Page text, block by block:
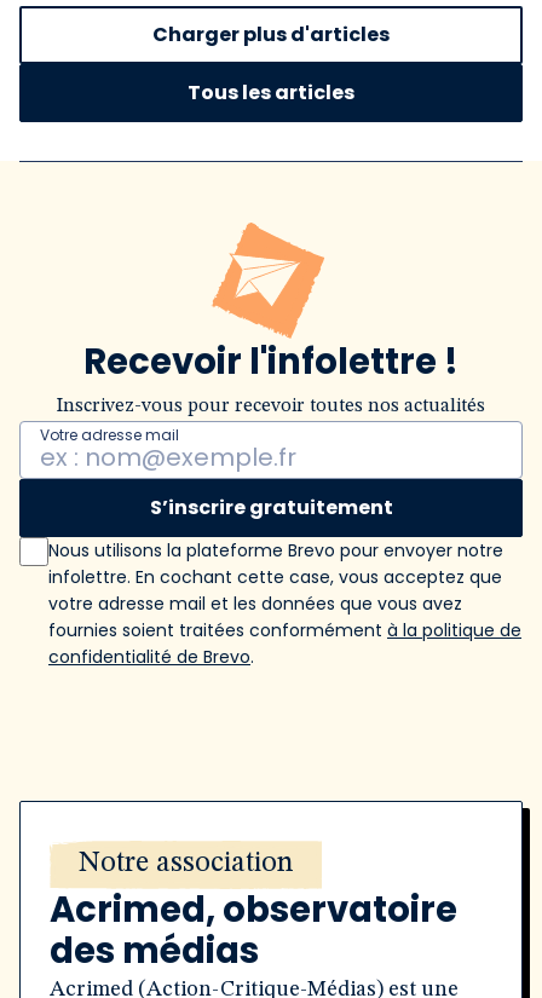
Charger plus d'articles
Tous les articles
Recevoir l'infolettre !
Inscrivez-vous pour recevoir toutes nos actualités
Votre adresse mail
S’inscrire gratuitement
Nous utilisons la plateforme Brevo pour envoyer notre
infolettre. En cochant cette case, vous acceptez que
votre adresse mail et les données que vous avez
fournies soient traitées conformément à la politique de
confidentialité de Brevo.
Notre association
Acrimed, observatoire
des médias
Acrimed (Action-Critique-Médias) est une